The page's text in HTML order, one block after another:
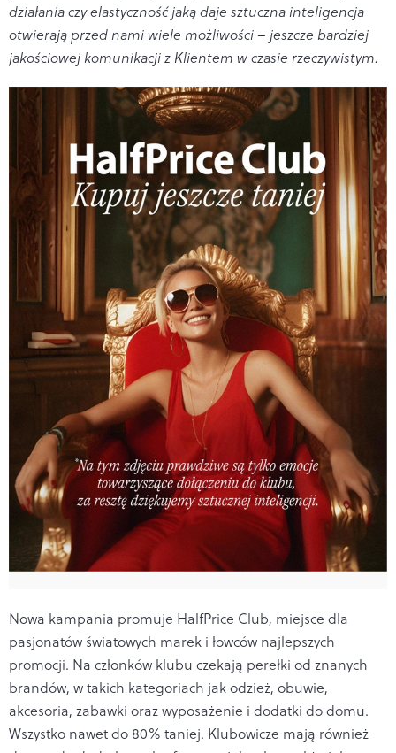
działania czy elastyczność jaką daje sztuczna inteligencja
otwierają przed nami wiele możliwości– jeszcze bardziej
jakościowej komunikacji z Klientem w czasie rzeczywistym.
Nowa kampania promuje HalfPrice Club, miejsce dla
pasjonatów światowych marek i łowców najlepszych
promocji. Na członków klubu czekają perełki od znanych
brandów, w takich kategoriach jak odzież, obuwie,
akcesoria, zabawki oraz wyposażenie i dodatki do domu.
Wszystko nawet do 80% taniej. Klubowicze mają również